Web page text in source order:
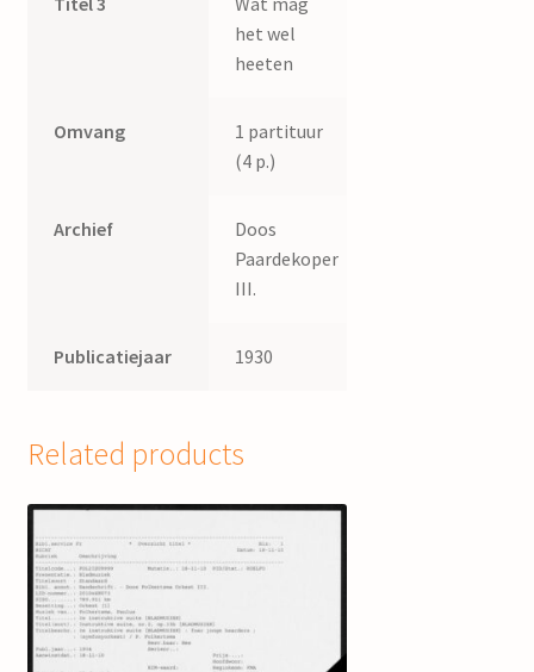
het wel
heeten
Omvang
1 partituur
(4 p.)
Archief
Doos
Paardekoper
III.
Publicatiejaar 1930
Related products